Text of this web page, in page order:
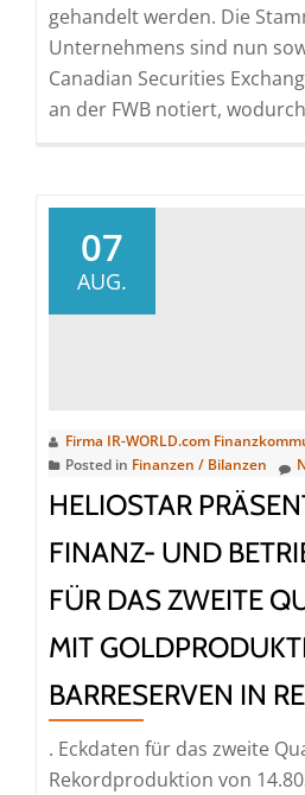
gehandelt werden. Die
Unternehmens sind nun
Canadian Securities
an der FWB notiert, wodurch
07
AUG.
Firma IR-WORLD.com
Posted in Finanzen / Bilanzen
HELIOSTAR
FINANZ- UND
FÜR DAS ZWEITE
MIT
BARRESERVEN IN
. Eckdaten für das zweite
Rekordproduktion von